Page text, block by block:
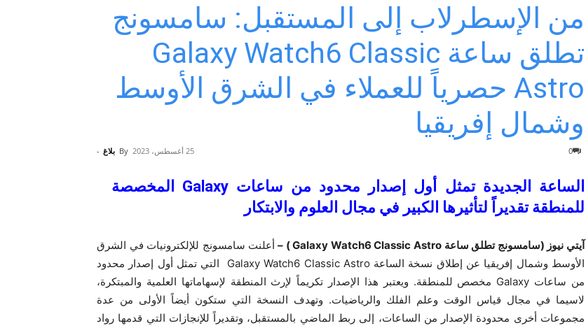
من الإسطرلاب إلى المستقبل: سامسونج
تطلق ساعة Galaxy Watch6 Classic
Astro حصرياً للعملاء في الشرق الأوسط
وشمال إفريقيا
By بلاغ - 25 أغسطس، 2023 0
الساعة الجديدة تمثل أول إصدار محدود من ساعات Galaxy المخصصة
للمنطقة تقديراً لتأثيرها الكبير في مجال العلوم والابتكار
آيتي نيوز (سامسونج تطلق ساعة Galaxy Watch6 Classic Astro ) –
أعلنت سامسونج للإلكترونيات في الشرق
الأوسط وشمال إفريقيا عن إطلاق نسخة الساعة Galaxy Watch6 Classic Astro التي تمثل أول إصدار محدود
من ساعات Galaxy مخصص للمنطقة. ويعتبر هذا الإصدار تكريماً لإرث المنطقة لإسهاماتها العلمية والمبتكرة،
لاسيما في مجال قياس الوقت وعلم الفلك والرياضيات. وتهدف النسخة التي ستكون أيضاً الأولى من عدة
مجموعات أخرى محدودة الإصدار من الساعات، إلى ربط الماضي بالمستقبل، وتقديراً للإنجازات التي قدمها رواد